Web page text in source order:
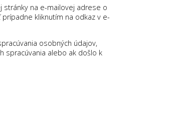
stránky na e-mailovej adrese o
kliknutím na odkaz v e-
osobných údajov,
spracúvania alebo ak došlo k